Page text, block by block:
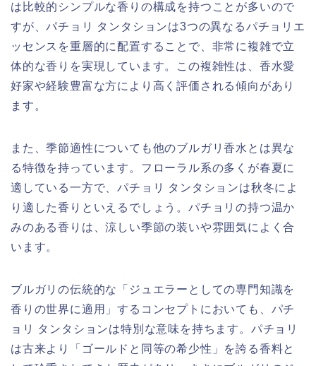
は比較的シンプルな香りの構成を持つことが多いので
すが、パチョリ タンタションは3つの異なるパチョリエ
ッセンスを重層的に配置することで、非常に複雑で立
体的な香りを実現しています。この複雑性は、香水愛
好家や経験豊富な方により高く評価される傾向があり
ます。
また、季節適性についても他のブルガリ香水とは異な
る特徴を持っています。フローラル系の多くが春夏に
適している一方で、パチョリ タンタションは秋冬によ
り適した香りといえるでしょう。パチョリの持つ温か
みのある香りは、涼しい季節の装いや雰囲気によく合
います。
ブルガリの伝統的な「ジュエラーとしての専門知識を
香りの世界に適用」するコンセプトにおいても、パチ
ョリ タンタションは特別な意味を持ちます。パチョリ
は古来より「ゴールドと同等の希少性」を誇る香料と